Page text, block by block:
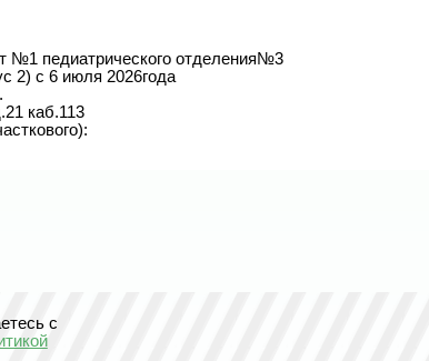
№1 педиатрического отделения№3
2) с 6 июля 2026года
каб.113
с